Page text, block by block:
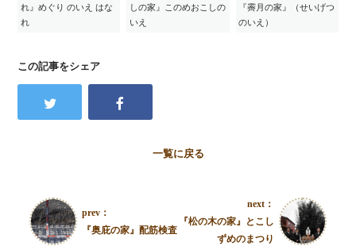
れ』めぐり のいえ はな
れ
しの家』このめおこしの
いえ
『霽月の家』（せいげつ
のいえ）
この記事をシェア
一覧に戻る
prev：
『奥庇の家』配筋検査
next：
『松の木の家』とこし
ずめのまつり